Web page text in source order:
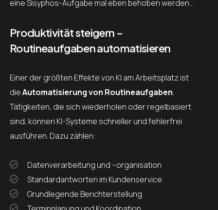
eine Sisyphos-Aufgabe mal eben behoben werden…
Produktivität steigern –
Routineaufgaben automatisieren
Einer der größten Effekte von KI am Arbeitsplatz ist
dieAutomatisierung von Routineaufgaben.
Tätigkeiten, die sich wiederholen oder regelbasiert
sind, können KI-Systeme schneller und fehlerfrei
ausführen. Dazu zählen:
Datenverarbeitung und –organisation
Standardantworten im Kundenservice
Grundlegende Berichterstellung